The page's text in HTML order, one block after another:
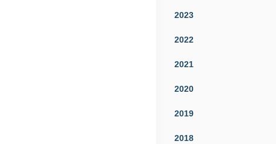
2023
2022
2021
2020
2019
2018